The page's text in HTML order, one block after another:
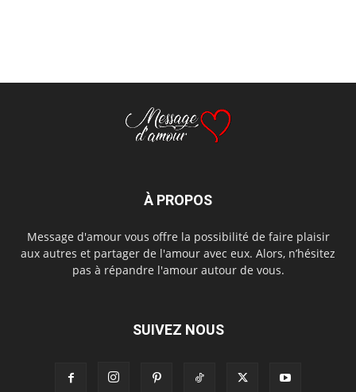
À PROPOS
Message d'amour vous offre la possibilité de faire plaisir
aux autres et partager de l'amour avec eux. Alors, n’hésitez
pas à répandre l'amour autour de vous.
SUIVEZ NOUS